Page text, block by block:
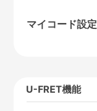
マイコード設定
U-FRET機能